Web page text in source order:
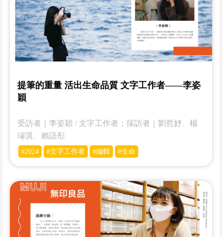
提筆的重量 活出生命品質 文字工作者——李姿
穎
受訪者｜李姿穎 / 文字工作者；採訪者｜劉哲妤、楊
璿淇、賴語彤
#2024 #文字工作者 #編輯 #生命